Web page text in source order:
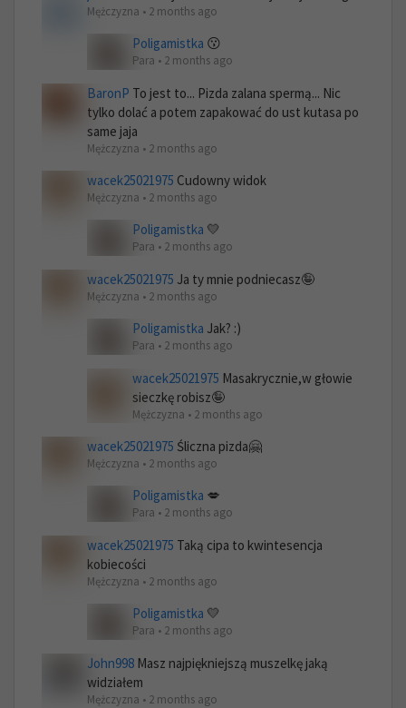
Mężczyzna • 2 months ago
Poligamistka 😗
Para • 2 months ago
BaronP To jest to... Pizda zalana spermą... Nic
tylko dolać a potem zapakować do ust kutasa po
same jaja
Mężczyzna • 2 months ago
wacek25021975 Cudowny widok
Mężczyzna • 2 months ago
Poligamistka 💛
Para • 2 months ago
wacek25021975 Ja ty mnie podniecasz🤪
Mężczyzna • 2 months ago
Poligamistka Jak? :)
Para • 2 months ago
wacek25021975 Masakrycznie,w głowie
sieczkę robisz🤪
Mężczyzna • 2 months ago
wacek25021975 Śliczna pizda🤗
Mężczyzna • 2 months ago
Poligamistka 💋
Para • 2 months ago
wacek25021975 Taką cipa to kwintesencja
kobiecości
Mężczyzna • 2 months ago
Poligamistka 💛
Para • 2 months ago
John998 Masz najpiękniejszą muszelkę jaką
widziałem
Mężczyzna • 2 months ago